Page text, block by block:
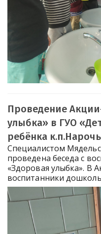
Проведение
улыбка» в ГУО
ребёнка
Специалистом
проведена беседа с
«Здоровая улыбка». В
воспитанники